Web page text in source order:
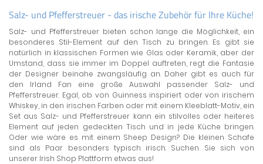
Salz- und Pfefferstreuer - das irische Zubehör für Ihre Küche!
Salz- und Pfefferstreuer bieten schon lange die Möglichkeit, ein
besonderes Stil-Element auf den Tisch zu bringen. Es gibt sie
natürlich in klassischen Formen wie Glas oder Keramik, aber der
Umstand, dass sie immer im Doppel auftreten, regt die Fantasie
der Designer beinahe zwangsläufig an. Daher gibt es auch für
den Irland Fan eine große Auswahl passender Salz- und
Pfefferstreuer. Egal, ob von Guinness inspiriert oder von irischem
Whiskey, in den irischen Farben oder mit einem Kleeblatt-Motiv, ein
Set aus Salz- und Pfefferstreuer kann ein stilvolles oder heiteres
Element auf jeden gedeckten Tisch und in jede Küche bringen.
Oder wie wäre es mit einem Sheep Design? Die kleinen Schafe
sind als Paar besonders typisch irisch. Suchen Sie sich von
unserer Irish Shop Plattform etwas aus!